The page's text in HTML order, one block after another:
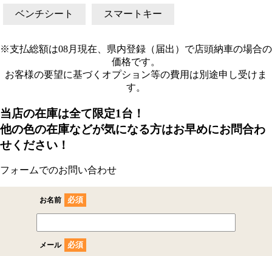
ベンチシート スマートキー
※支払総額は08月現在、県内登録（届出）で店頭納車の場合の
価格です。
お客様の要望に基づくオプション等の費用は別途申し受けま
す。
当店の在庫は全て限定1台！
他の色の在庫などが気になる方はお早めにお問合わ
せください！
フォームでのお問い合わせ